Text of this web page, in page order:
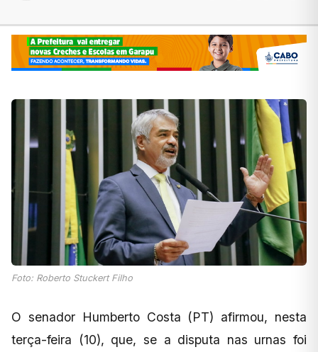
Foto: Roberto Stuckert Filho
O senador Humberto Costa (PT) afirmou, nesta
terça-feira (10), que, se a disputa nas urnas foi